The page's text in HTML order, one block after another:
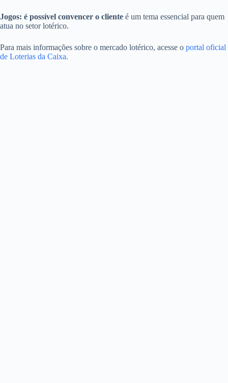
Jogos: é possível convencer o cliente é um tema essencial para quem
atua no setor lotérico.
Para mais informações sobre o mercado lotérico, acesse o portal oficial
de Loterias da Caixa.